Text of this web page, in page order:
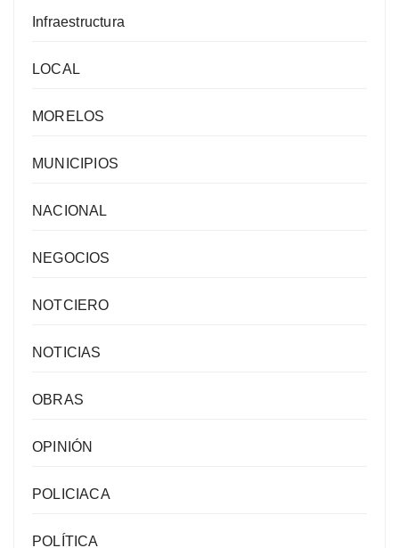
Infraestructura
LOCAL
MORELOS
MUNICIPIOS
NACIONAL
NEGOCIOS
NOTCIERO
NOTICIAS
OBRAS
OPINIÓN
POLICIACA
POLÍTICA